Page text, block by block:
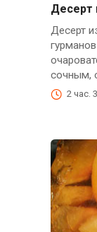
Десерт
Десерт
сочным,
2 час.